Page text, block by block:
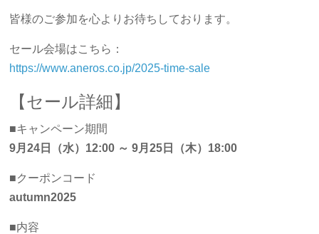
皆様のご参加を心よりお待ちしております。
セール会場はこちら：
https://www.aneros.co.jp/2025-time-sale
【セール詳細】
■キャンペーン期間
9月24日（水）12:00 ～ 9月25日（木）18:00
■クーポンコード
autumn2025
■内容